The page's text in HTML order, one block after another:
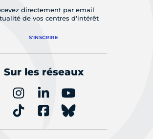
directement par email
de vos centres d'intérêt
S'INSCRIRE
Sur les réseaux